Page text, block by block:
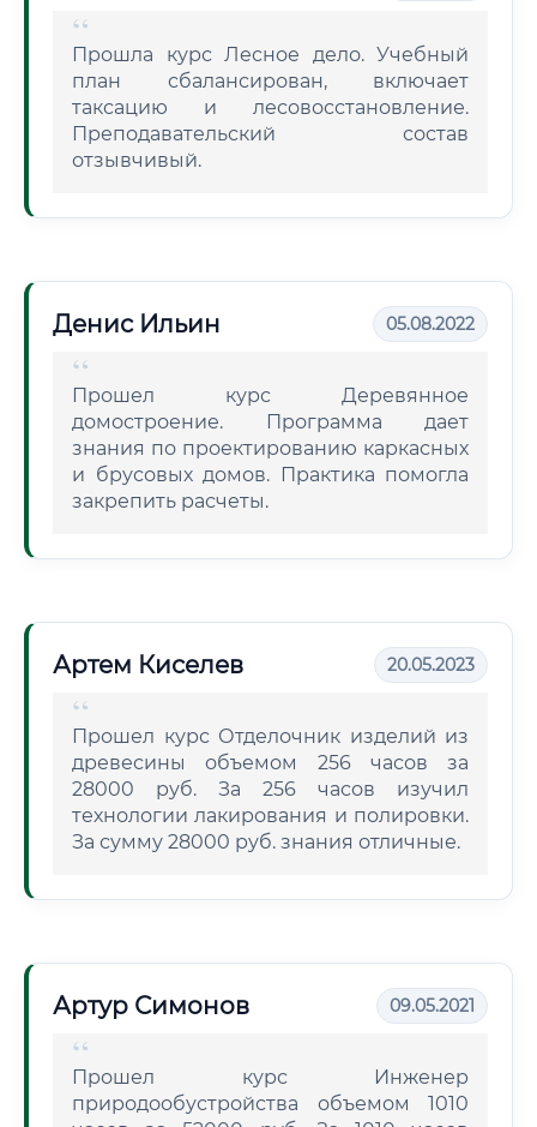
Прошла курс Лесное дело. Учебный
план сбалансирован, включает
таксацию и лесовосстановление.
Преподавательский состав
отзывчивый.
Денис Ильин 05.08.2022
Прошел курс Деревянное
домостроение. Программа дает
знания по проектированию каркасных
и брусовых домов. Практика помогла
закрепить расчеты.
Артем Киселев 20.05.2023
Прошел курс Отделочник изделий из
древесины объемом 256 часов за
28000 руб. За 256 часов изучил
технологии лакирования и полировки.
За сумму 28000 руб. знания отличные.
Артур Симонов 09.05.2021
Прошел курс Инженер
природообустройства объемом 1010